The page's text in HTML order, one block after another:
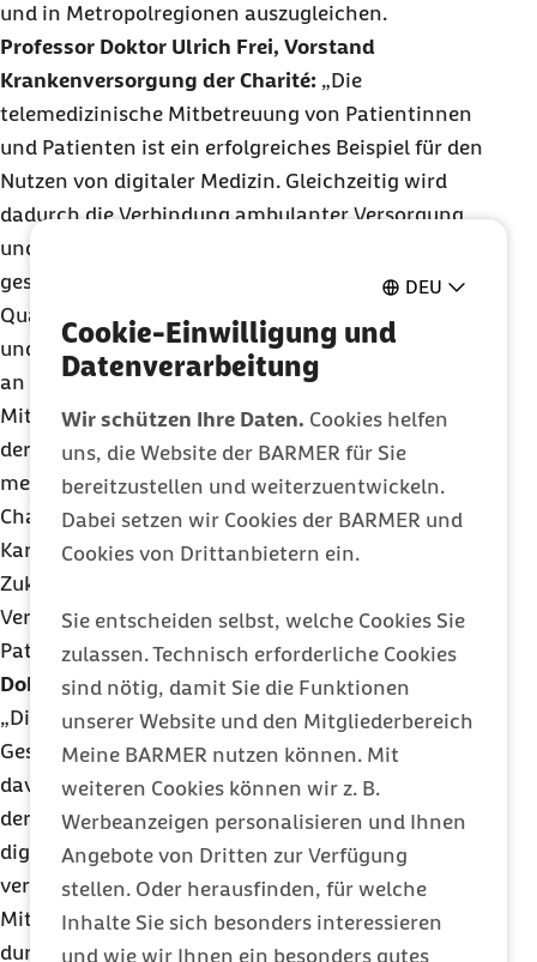
DEU
Cookie-Einwilligung und
Datenverarbeitung
Wir schützen Ihre Daten. Cookies helfen
uns, die Website der BARMER für Sie
bereitzustellen und weiterzuentwickeln.
Dabei setzen wir Cookies der BARMER und
Cookies von Drittanbietern ein.
Sie entscheiden selbst, welche Cookies Sie
zulassen. Technisch erforderliche Cookies
sind nötig, damit Sie die Funktionen
unserer Website und den Mitgliederbereich
Meine BARMER nutzen können. Mit
weiteren Cookies können wir z. B.
Werbeanzeigen personalisieren und Ihnen
Angebote von Dritten zur Verfügung
stellen. Oder herausfinden, für welche
Inhalte Sie sich besonders interessieren
und wie wir Ihnen ein besonders gutes
und in Metropolregionen auszugleichen.
Professor Doktor Ulrich Frei, Vorstand
Krankenversorgung der Charité: „Die
telemedizinische Mitbetreuung von Patientinnen
und Patienten ist ein erfolgreiches Beispiel für den
Nutzen von digitaler Medizin. Gleichzeitig wird
dadurch die Verbindung ambulanter Versorgung
und Einrichtungen der Maximalversorgung
gestärkt. Damit trägt Telemedizin dazu bei, die
Qualität der Patientenversorgung zu verbessern –
und das unabhängig vom Wohnort. Wir sind stolz,
an der Charité das Konzept der telemedizinischen
Mitbetreuung von Herzinsuffizienz-Patienten von
der erfolgreichen Forschung konsequent für die
medizinische Versorgung weiterzuentwickeln. Die
Charité hat deshalb einen Arbeitsbereich
Kardiovaskuläre Telemedizin eingerichtet. Für die
Zukunft hoffen wir, dass wir diese
Versorgungsmöglichkeit allen Patientinnen und
Patienten zugutekommen lassen können.“
DoktorMani Rafii, Vorstandsmitglied der Barmer:
„Die Digitalisierung ist ein Megathema im
Gesundheitswesen. Ein ganz wesentliches Element
davon ist die Telemedizin. Die Partnerschaft mit
der Charité ist ein gelungenes Beispiel dafür, wie
digitale Angebote bereits heute die Versorgung
verbessern können. Die Telemedizin wird die enge
Mitbetreuung von Herzinsuffizienz-Patienten
durch den behandelnden Arzt vor Ort nicht